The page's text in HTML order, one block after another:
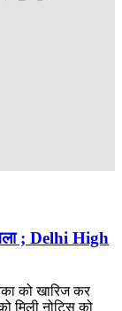
; Delhi High
को खारिज कर
मिली नोटिस को